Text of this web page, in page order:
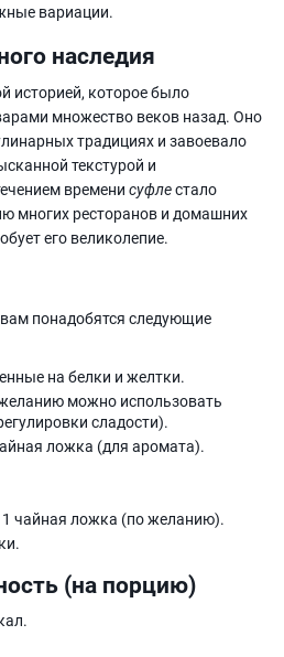
вариации.
наследия
историей, которое было
множество веков назад. Оно
традициях и завоевало
текстурой и
времени суфлестало
многих ресторанов и домашних
его великолепие.
вам понадобятся следующие
на белки и желтки.
можно использовать
сладости).
ложка (для аромата).
1 чайная ложка (по желанию).
(на порцию)